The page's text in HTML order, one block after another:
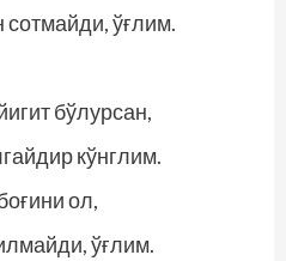
сотмайди, ўғлим.
бўлурсан,
кўнглим.
ол,
ўғлим.